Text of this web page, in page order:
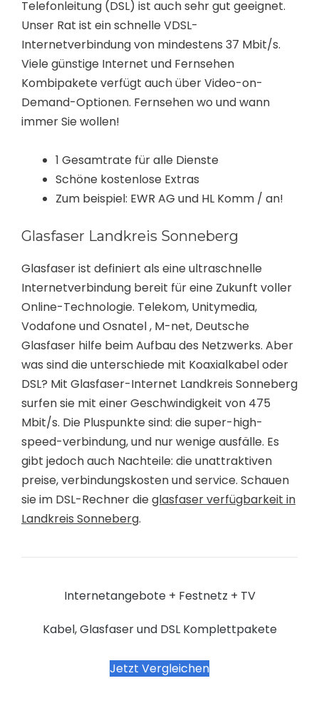
Telefonleitung (DSL) ist auch sehr gut geeignet.
Unser Rat ist ein schnelle VDSL-
Internetverbindung von mindestens 37 Mbit/s.
Viele günstige Internet und Fernsehen
Kombipakete verfügt auch über Video-on-
Demand-Optionen. Fernsehen wo und wann
immer Sie wollen!
1 Gesamtrate für alle Dienste
Schöne kostenlose Extras
Zum beispiel: EWR AG und HL Komm / an!
Glasfaser Landkreis Sonneberg
Glasfaser ist definiert als eine ultraschnelle
Internetverbindung bereit für eine Zukunft voller
Online-Technologie. Telekom, Unitymedia,
Vodafone und Osnatel , M-net, Deutsche
Glasfaser hilfe beim Aufbau des Netzwerks. Aber
was sind die unterschiede mit Koaxialkabel oder
DSL? Mit Glasfaser-Internet Landkreis Sonneberg
surfen sie mit einer Geschwindigkeit von 475
Mbit/s. Die Pluspunkte sind: die super-high-
speed-verbindung, und nur wenige ausfälle. Es
gibt jedoch auch Nachteile: die unattraktiven
preise, verbindungskosten und service. Schauen
sie im DSL-Rechner dieglasfaser verfügbarkeit in
Landkreis Sonneberg.
Internetangebote + Festnetz + TV
Kabel, Glasfaser und DSL Komplettpakete
Jetzt Vergleichen